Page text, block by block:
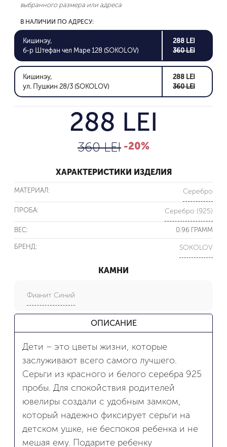
выбранного размера или адреса
В НАЛИЧИИ ПО АДРЕСУ:
Кишинэу,
б-р Штефан чел Маре 128 (SOKOLOV)
288 LEI
360 LEI
Кишинэу,
ул. Пушкин 28/3 (SOKOLOV)
288 LEI
360 LEI
288 LEI
360 LEI -20%
ХАРАКТЕРИСТИКИ ИЗДЕЛИЯ
МАТЕРИАЛ: Серебро
ПРОБА: Серебро (925)
ВЕС: 0.96 ГРАММ
БРЕНД: SOKOLOV
КАМНИ
Фианит Синий
ОПИСАНИЕ
Дети – это цветы жизни, которые
заслуживают всего самого лучшего.
Серьги из красного и белого серебра 925
пробы. Для спокойствия родителей
ювелиры создали с удобным замком,
который надежно фиксирует серьги на
детском ушке, не беспокоя ребенка и не
мешая ему. Подарите ребенку